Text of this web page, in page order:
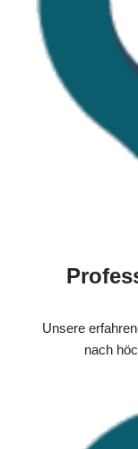
Unsere
nach